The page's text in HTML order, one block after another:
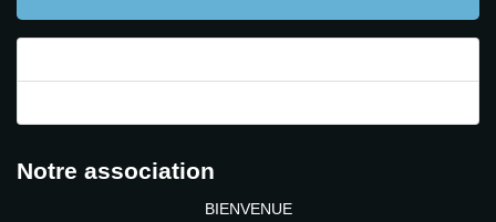
Notre association
BIENVENUE